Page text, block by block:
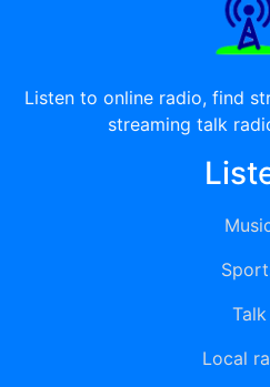
Listen to online radio, find
streaming talk
Talk
Local